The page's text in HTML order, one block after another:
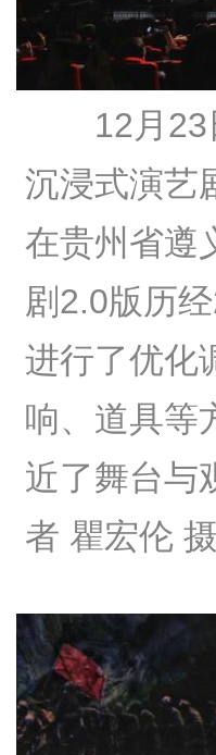
12月
沉浸式演艺
在贵州省遵
剧2.0版历
进行了优化
响、道具等
近了舞台与
者 瞿宏伦 摄